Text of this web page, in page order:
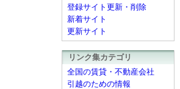
登録サイト更新・削除
新着サイト
更新サイト
リンク集カテゴリ
全国の賃貸・不動産会社
引越のための情報